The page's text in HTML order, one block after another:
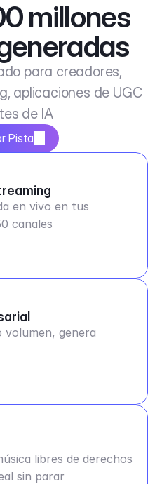
millones
para creadores,
aplicaciones de UGC
de IA
Pista
en vivo en tus
canales
genera
libres de derechos
sin parar